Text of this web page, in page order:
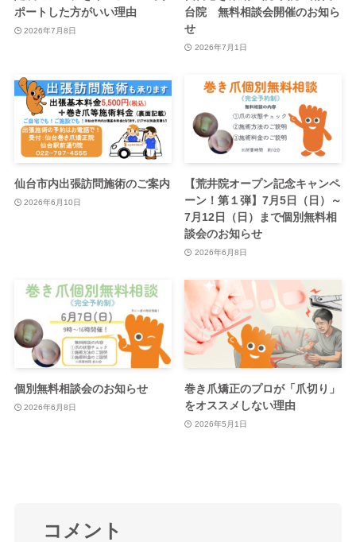
ポートした方がいい理由
2026年7月8日
台院 無料相談会開催のお知ら
せ
2026年7月1日
仙台市内出張訪問施術のご案内
2026年6月10日
【荒井院オープン記念キャンペ
ーン！第１弾】7月5日（日）～
7月12日（日）まで個別無料相
談会のお知らせ
2026年6月8日
個別無料相談会のお知らせ
2026年6月8日
巻き爪矯正のプロが「爪切り」
をオススメしない理由
2026年5月1日
コメント